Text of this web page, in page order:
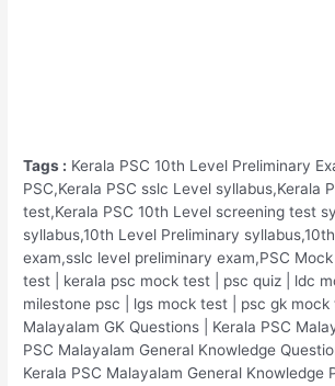
Tags : Kerala PSC 10th Level Preliminary
PSC,Kerala PSC sslc Level syllabus,Kerala
test,Kerala PSC 10th Level screening test
syllabus,10th Level Preliminary
exam,sslc level preliminary exam,PSC
test | kerala psc mock test | psc quiz | ldc
milestone psc | lgs mock test | psc gk mock
Malayalam GK Questions | Kerala PSC
PSC Malayalam General Knowledge
Kerala PSC Malayalam General Knowledge